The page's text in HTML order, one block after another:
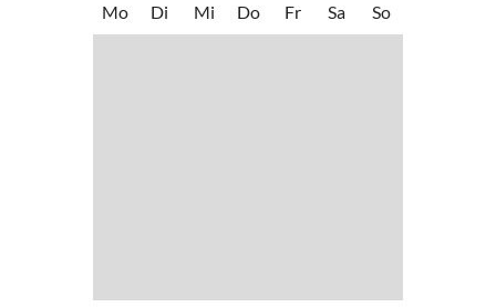
Mo
Di Mi Do Fr Sa So